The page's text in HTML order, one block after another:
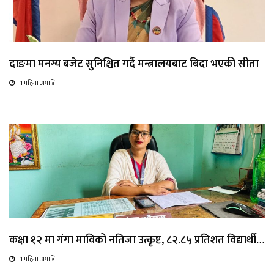
दाङमा मनग्य बजेट सुनिश्चित गर्दै मन्त्रालयबाट बिदा भएकी सीता
1 महिना अगाडि
कक्षा १२ मा गंगा माविको नतिजा उत्कृष्ट, ८२.८५ प्रतिशत विद्यार्थी…
1 महिना अगाडि